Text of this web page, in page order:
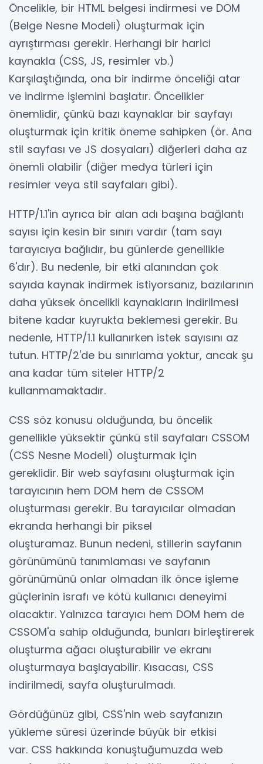
Öncelikle, bir HTML belgesi indirmesi ve DOM
(Belge Nesne Modeli) oluşturmak için
ayrıştırması gerekir. Herhangi bir harici
kaynakla (CSS, JS, resimler vb.)
Karşılaştığında, ona bir indirme önceliği atar
ve indirme işlemini başlatır. Öncelikler
önemlidir, çünkü bazı kaynaklar bir sayfayı
oluşturmak için kritik öneme sahipken (ör. Ana
stil sayfası ve JS dosyaları) diğerleri daha az
önemli olabilir (diğer medya türleri için
resimler veya stil sayfaları gibi).
HTTP/1.1'in ayrıca bir alan adı başına bağlantı
sayısı için kesin bir sınırı vardır (tam sayı
tarayıcıya bağlıdır, bu günlerde genellikle
6'dır). Bu nedenle, bir etki alanından çok
sayıda kaynak indirmek istiyorsanız, bazılarının
daha yüksek öncelikli kaynakların indirilmesi
bitene kadar kuyrukta beklemesi gerekir. Bu
nedenle, HTTP/1.1 kullanırken istek sayısını az
tutun. HTTP/2'de bu sınırlama yoktur, ancak şu
ana kadar tüm siteler HTTP/2
kullanmamaktadır.
CSS söz konusu olduğunda, bu öncelik
genellikle yüksektir çünkü stil sayfaları CSSOM
(CSS Nesne Modeli) oluşturmak için
gereklidir. Bir web sayfasını oluşturmak için
tarayıcının hem DOM hem de CSSOM
oluşturması gerekir. Bu tarayıcılar olmadan
ekranda herhangi bir piksel
oluşturamaz. Bunun nedeni, stillerin sayfanın
görünümünü tanımlaması ve sayfanın
görünümünü onlar olmadan ilk önce işleme
güçlerinin israfı ve kötü kullanıcı deneyimi
olacaktır. Yalnızca tarayıcı hem DOM hem de
CSSOM'a sahip olduğunda, bunları birleştirerek
oluşturma ağacı oluşturabilir ve ekranı
oluşturmaya başlayabilir. Kısacası, CSS
indirilmedi, sayfa oluşturulmadı.
Gördüğünüz gibi, CSS'nin web sayfanızın
yükleme süresi üzerinde büyük bir etkisi
var. CSS hakkında konuştuğumuzda web